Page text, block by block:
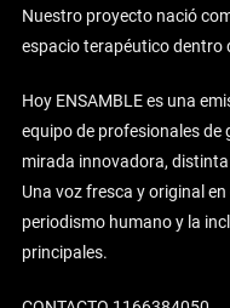
Nuestro proyecto nació
espacio terapéutico dentro
Hoy ENSAMBLE es una
equipo de profesionales
mirada innovadora,
Una voz fresca y original
periodismo humano y la
principales.